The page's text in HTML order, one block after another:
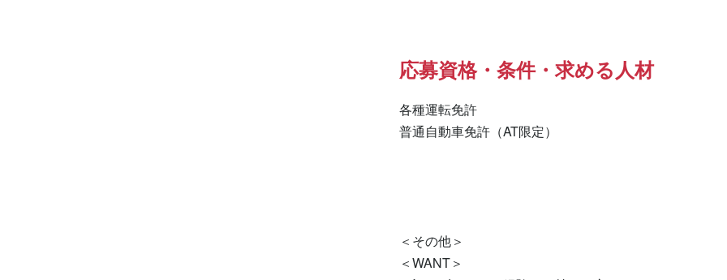
応募資格・条件・求める人材
各種運転免許
普通自動車免許（AT限定）
＜その他＞
＜WANT＞